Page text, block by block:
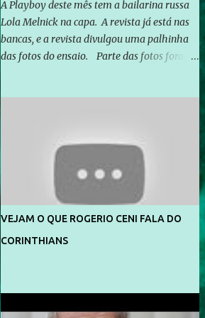
A Playboy deste mês tem a bailarina russa
Lola Melnick na capa. A revista já está nas
bancas, e a revista divulgou uma palhinha
das fotos do ensaio. Parte das fotos foram
divulga capa e primeiras fotos de Lola
Melnick - @aredacao
VEJAM O QUE ROGERIO CENI FALA DO
CORINTHIANS